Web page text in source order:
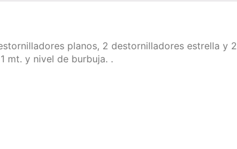
planos, 2 destornilladores estrella y 2
mt. y nivel de burbuja. .